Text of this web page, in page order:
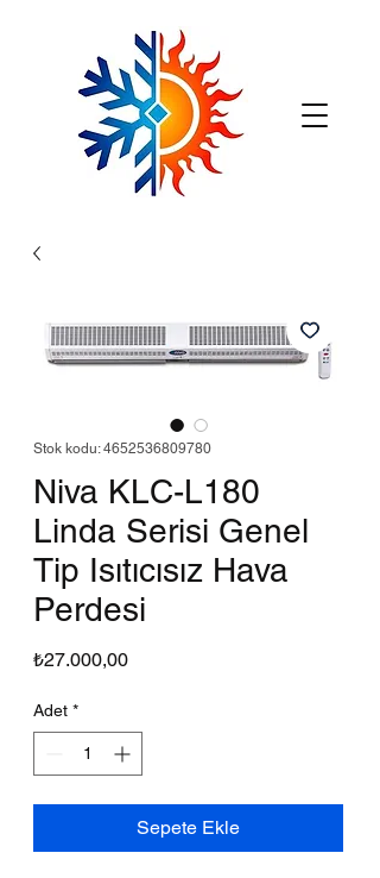
Stok kodu: 4652536809780
Niva KLC-L180
Linda Serisi Genel
Tip Isıtıcısız Hava
Perdesi
₺27.000,00Fiyat
Adet *
Sepete Ekle